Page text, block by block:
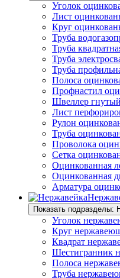
Уголок
Лист
Круг
Труба
Труба
Труба
Труба
Полоса
Профнастил
Швеллер
Лист
Рулон
Труба
Проволока
Сетка
Оцинкованная
Оцинкованная
Арматура
Показать подразделы:
Уголок
Круг
Квадрат
Шестигранник
Полоса
Труба